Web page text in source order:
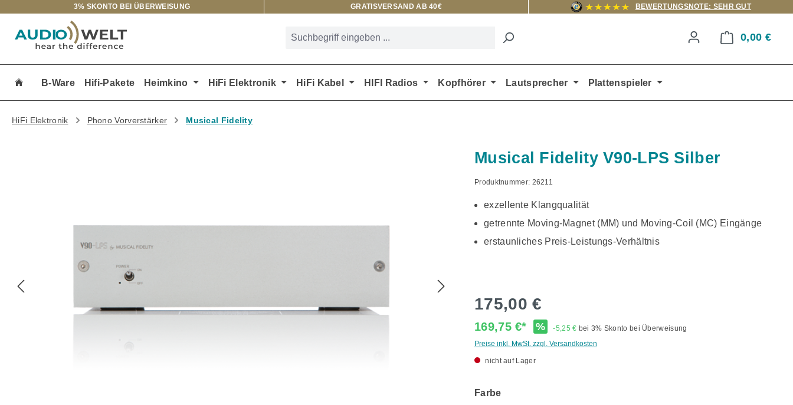
Hauptinhalt springen
Zur Suche springen
Zur Hauptnavigation springen
3% SKONTO BEI ÜBERWEISUNG GRATISVERSAND AB 40€ BEWERTUNGSNOTE: SEHR GUT
0,00 €
B-Ware Hifi-Pakete Heimkino HiFi Elektronik HiFi Kabel HIFI Radios Kopfhörer Lautsprecher Plattenspieler
HiFi Elektronik Phono Vorverstärker Musical Fidelity
Musical Fidelity V90-LPS Silber
Produktnummer: 26211
exzellente Klangqualität
getrennte Moving-Magnet (MM) und Moving-Coil (MC) Eingänge
erstaunliches Preis-Leistungs-Verhältnis
175,00 €
169,75 €* % -5,25 € bei 3% Skonto bei Überweisung
Preise inkl. MwSt. zzgl. Versandkosten
nicht auf Lager
Farbeauswählen